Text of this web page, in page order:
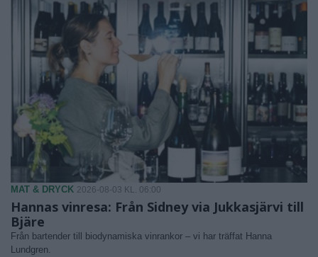
MAT & DRYCK 2026-08-03 KL. 06:00
Hannas vinresa: Från Sidney via Jukkasjärvi till
Bjäre
Från bartender till biodynamiska vinrankor – vi har träffat Hanna
Lundgren.